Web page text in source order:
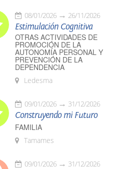
08/01/2026 26/11/2026
Estimulación Cognitiva
OTRAS ACTIVIDADES DE
PROMOCIÓN DE LA
AUTONOMÍA PERSONAL Y
PREVENCIÓN DE LA
DEPENDENCIA
Ledesma
09/01/2026 31/12/2026
Construyendo mi Futuro
FAMILIA
Tamames
09/01/2026 31/12/2026